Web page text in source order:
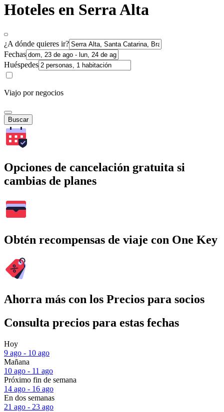
Hoteles en Serra Alta
¿A dónde quieres ir?
Fechas
Huéspedes
Viajo por negocios
Buscar
Opciones de cancelación gratuita si
cambias de planes
Obtén recompensas de viaje con One Key
Ahorra más con los Precios para socios
Consulta precios para estas fechas
Hoy
9 ago - 10 ago
Mañana
10 ago - 11 ago
Próximo fin de semana
14 ago - 16 ago
En dos semanas
21 ago - 23 ago